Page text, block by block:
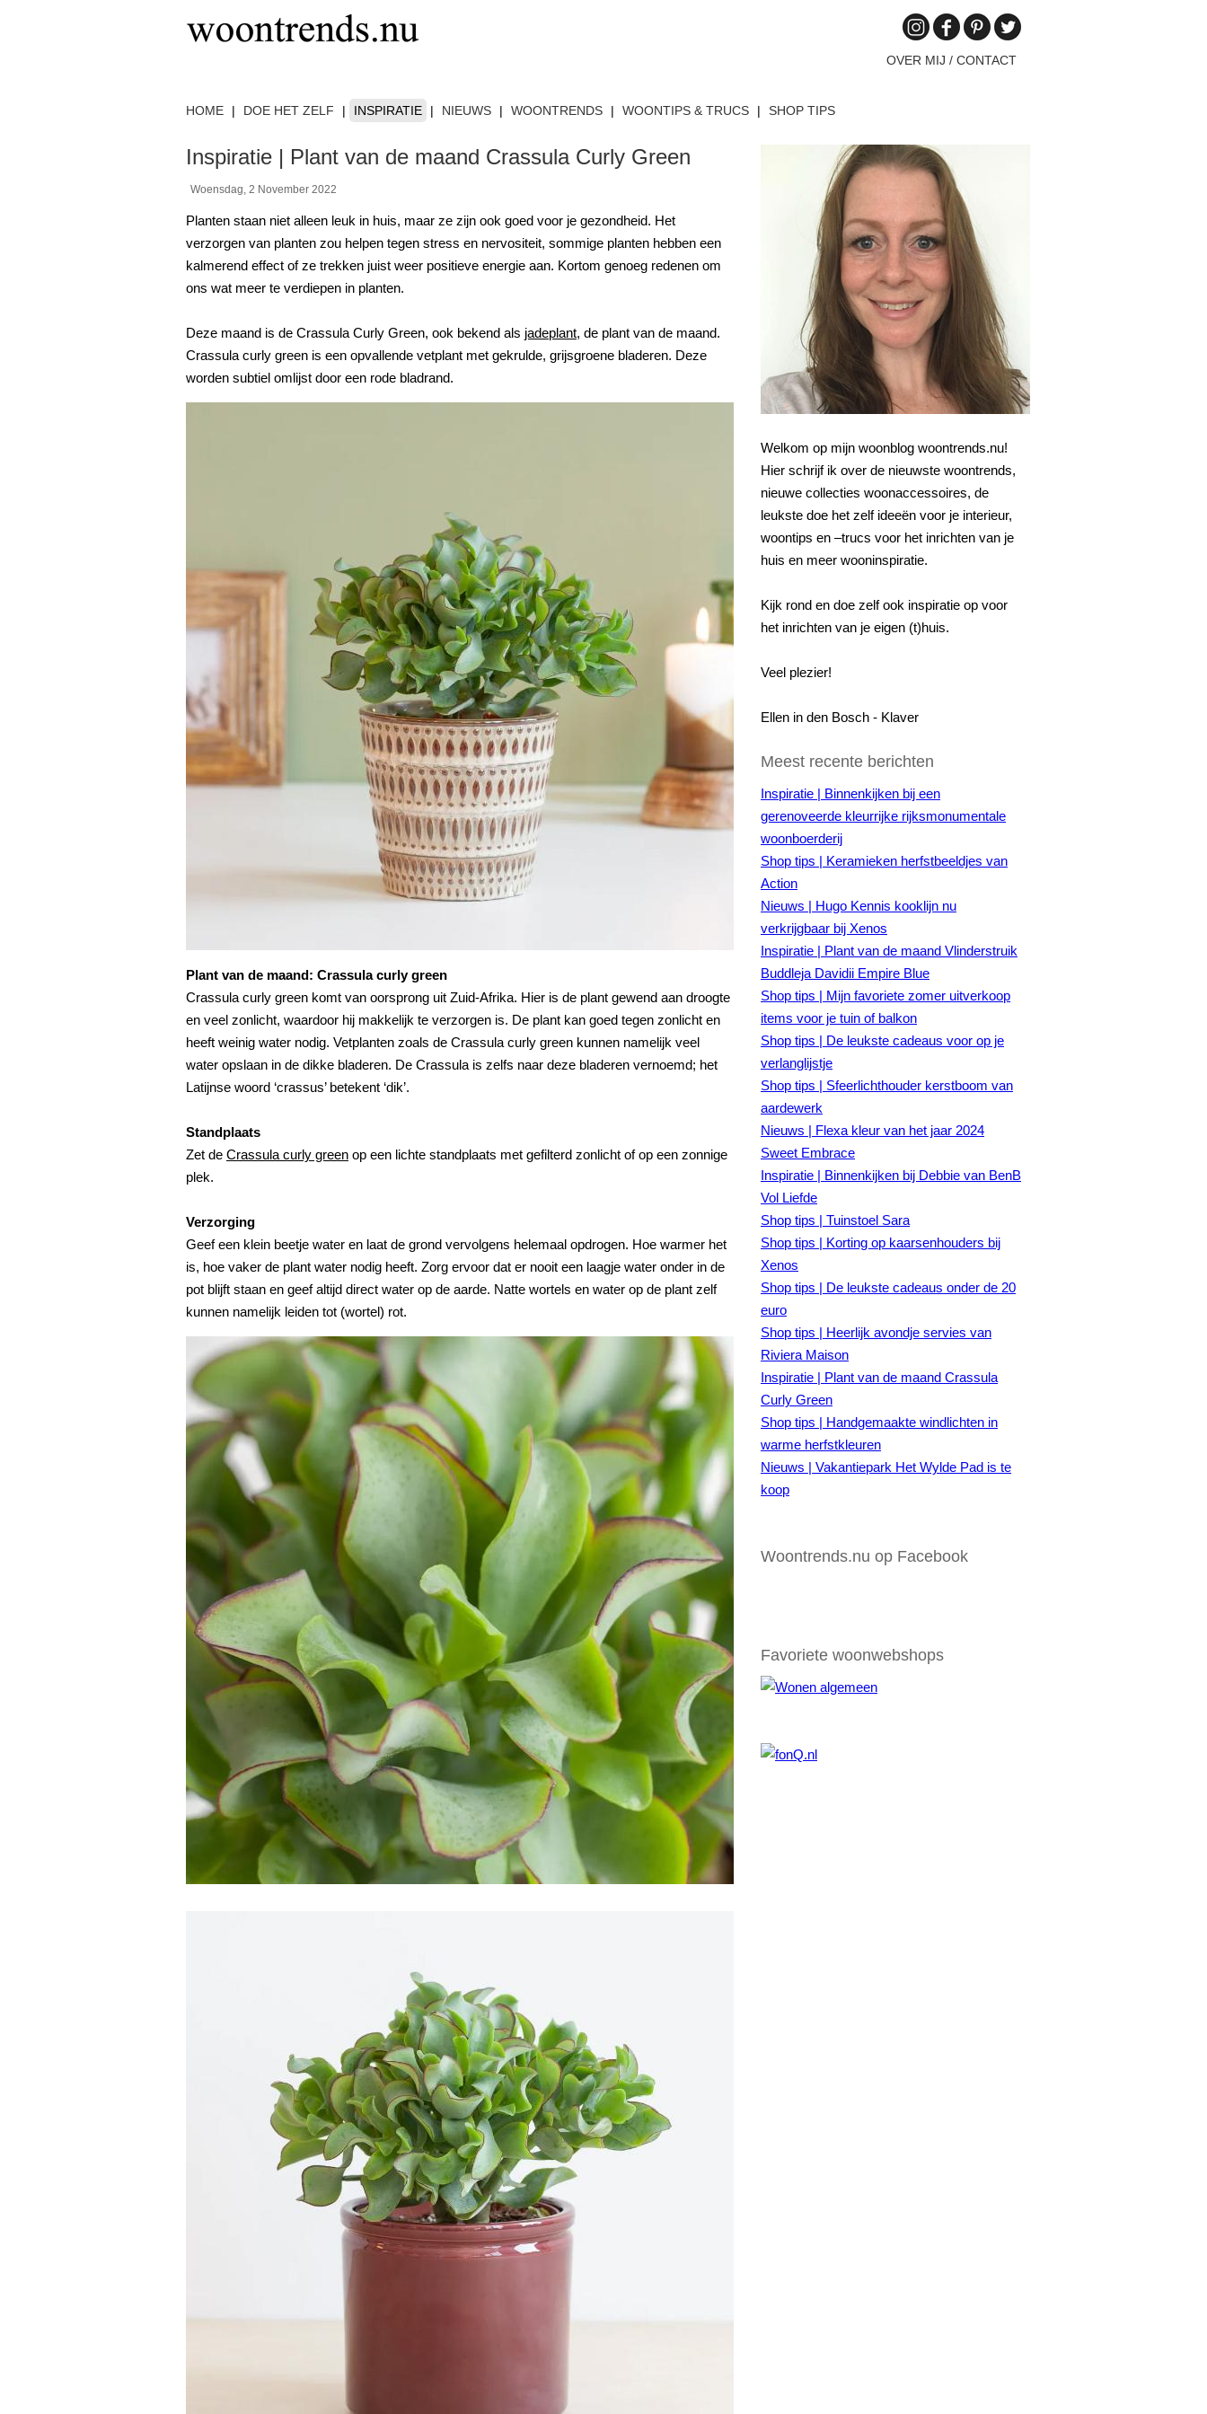
OVER MIJ / CONTACT
HOME | DOE HET ZELF | INSPIRATIE | NIEUWS | WOONTRENDS | WOONTIPS & TRUCS | SHOP TIPS
Inspiratie | Plant van de maand Crassula Curly Green
Woensdag, 2 November 2022
Planten staan niet alleen leuk in huis, maar ze zijn ook goed voor je gezondheid. Het
verzorgen van planten zou helpen tegen stress en nervositeit, sommige planten hebben een
kalmerend effect of ze trekken juist weer positieve energie aan. Kortom genoeg redenen om
ons wat meer te verdiepen in planten.
Deze maand is de Crassula Curly Green, ook bekend als jadeplant, de plant van de maand.
Crassula curly green is een opvallende vetplant met gekrulde, grijsgroene bladeren. Deze
worden subtiel omlijst door een rode bladrand.
Plant van de maand: Crassula curly green
Crassula curly green komt van oorsprong uit Zuid-Afrika. Hier is de plant gewend aan droogte
en veel zonlicht, waardoor hij makkelijk te verzorgen is. De plant kan goed tegen zonlicht en
heeft weinig water nodig. Vetplanten zoals de Crassula curly green kunnen namelijk veel
water opslaan in de dikke bladeren. De Crassula is zelfs naar deze bladeren vernoemd; het
Latijnse woord ‘crassus’ betekent ‘dik’.
Standplaats
Zet de Crassula curly green op een lichte standplaats met gefilterd zonlicht of op een zonnige
plek.
Verzorging
Geef een klein beetje water en laat de grond vervolgens helemaal opdrogen. Hoe warmer het
is, hoe vaker de plant water nodig heeft. Zorg ervoor dat er nooit een laagje water onder in de
pot blijft staan en geef altijd direct water op de aarde. Natte wortels en water op de plant zelf
kunnen namelijk leiden tot (wortel) rot.
Welkom op mijn woonblog woontrends.nu!
Hier schrijf ik over de nieuwste woontrends,
nieuwe collecties woonaccessoires, de
leukste doe het zelf ideeën voor je interieur,
woontips en –trucs voor het inrichten van je
huis en meer wooninspiratie.
Kijk rond en doe zelf ook inspiratie op voor
het inrichten van je eigen (t)huis.
Veel plezier!
Ellen in den Bosch - Klaver
Meest recente berichten
Inspiratie | Binnenkijken bij een
gerenoveerde kleurrijke rijksmonumentale
woonboerderij
Shop tips | Keramieken herfstbeeldjes van
Action
Nieuws | Hugo Kennis kooklijn nu
verkrijgbaar bij Xenos
Inspiratie | Plant van de maand Vlinderstruik
Buddleja Davidii Empire Blue
Shop tips | Mijn favoriete zomer uitverkoop
items voor je tuin of balkon
Shop tips | De leukste cadeaus voor op je
verlanglijstje
Shop tips | Sfeerlichthouder kerstboom van
aardewerk
Nieuws | Flexa kleur van het jaar 2024
Sweet Embrace
Inspiratie | Binnenkijken bij Debbie van BenB
Vol Liefde
Shop tips | Tuinstoel Sara
Shop tips | Korting op kaarsenhouders bij
Xenos
Shop tips | De leukste cadeaus onder de 20
euro
Shop tips | Heerlijk avondje servies van
Riviera Maison
Inspiratie | Plant van de maand Crassula
Curly Green
Shop tips | Handgemaakte windlichten in
warme herfstkleuren
Nieuws | Vakantiepark Het Wylde Pad is te
koop
Woontrends.nu op Facebook
Favoriete woonwebshops